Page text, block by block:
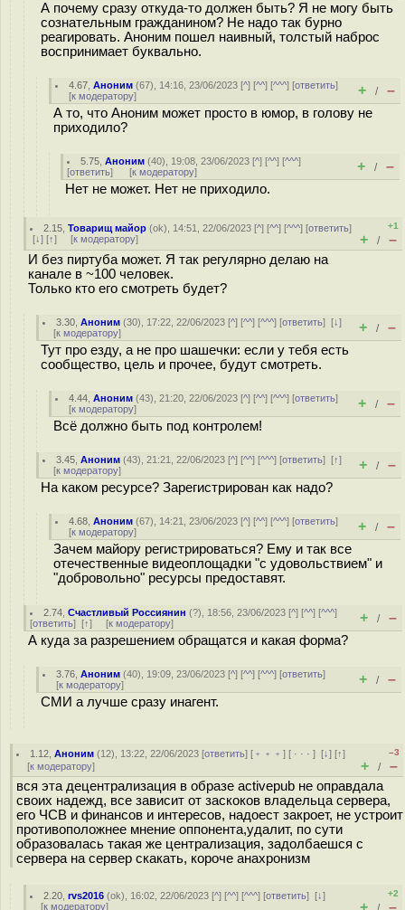
А почему сразу откуда-то должен быть? Я не могу быть
сознательным гражданином? Не надо так бурно
реагировать. Аноним пошел наивный, толстый наброс
воспринимает буквально.
4.67 ,Аноним (67), 14:16, 23/06/2023 [^] [^^] [^^^] [ответить]
[к модератору] + / –
А то, что Аноним может просто в юмор, в голову не
приходило?
5.75 ,Аноним (40), 19:08, 23/06/2023 [^] [^^] [^^^]
[ответить] [к модератору] + / –
Нет не может. Нет не приходило.
2.15 ,Товарищ майор (ok), 14:51, 22/06/2023 [^] [^^] [^^^] [ответить]
[↓] [↑] [к модератору]
+1
+ / –
И без пиртуба может. Я так регулярно делаю на
канале в ~100 человек.
Только кто его смотреть будет?
3.30 ,Аноним (30), 17:22, 22/06/2023 [^] [^^] [^^^] [ответить][↓]
[к модератору] + / –
Тут про езду, а не про шашечки: если у тебя есть
сообщество, цель и прочее, будут смотреть.
4.44 ,Аноним (43), 21:20, 22/06/2023 [^] [^^] [^^^] [ответить]
[к модератору] + / –
Всё должно быть под контролем!
3.45 ,Аноним (43), 21:21, 22/06/2023 [^] [^^] [^^^] [ответить][↑]
[к модератору] + / –
На каком ресурсе? Зарегистрирован как надо?
4.68 ,Аноним (67), 14:21, 23/06/2023 [^] [^^] [^^^] [ответить]
[к модератору] + / –
Зачем майору регистрироваться? Ему и так все
отечественные видеоплощадки "с удовольствием" и
"добровольно" ресурсы предоставят.
2.74 ,Счастливый Россиянин (?), 18:56, 23/06/2023 [^] [^^] [^^^]
[ответить] [↑] [к модератору] + / –
А куда за разрешением обращатся и какая форма?
3.76 ,Аноним (40), 19:09, 23/06/2023 [^] [^^] [^^^] [ответить]
[к модератору] + / –
СМИ а лучше сразу инагент.
1.12 ,Аноним (12), 13:22, 22/06/2023 [ответить] [ ﹢﹢﹢] [ · · ·][↓] [↑]
[к модератору]
–3
+ / –
вся эта децентрализация в образе activepub не оправдала
своих надежд, все зависит от заскоков владельца сервера,
его ЧСВ и финансов и интересов, надоест закроет, не устроит
противоположнее мнение оппонента,удалит, по сути
образовалась такая же централизация, задолбаешся с
сервера на сервер скакать, короче анахронизм
2.20 ,rvs2016 (ok), 16:02, 22/06/2023 [^] [^^] [^^^] [ответить][↓]
[к модератору]
+2
+ –